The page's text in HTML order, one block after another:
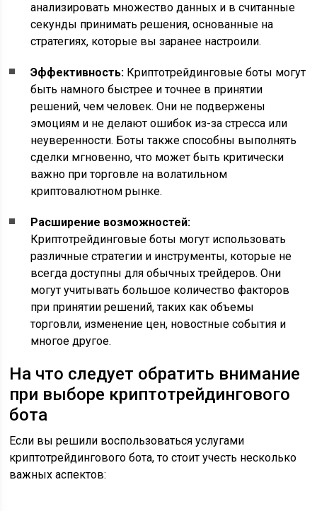
анализировать множество данных и в считанные
секунды принимать решения, основанные на
стратегиях, которые вы заранее настроили.
Эффективность: Криптотрейдинговые боты могут
быть намного быстрее и точнее в принятии
решений, чем человек. Они не подвержены
эмоциям и не делают ошибок из-за стресса или
неуверенности. Боты также способны выполнять
сделки мгновенно, что может быть критически
важно при торговле на волатильном
криптовалютном рынке.
Расширение возможностей:
Криптотрейдинговые боты могут использовать
различные стратегии и инструменты, которые не
всегда доступны для обычных трейдеров. Они
могут учитывать большое количество факторов
при принятии решений, таких как объемы
торговли, изменение цен, новостные события и
многое другое.
На что следует обратить внимание
при выборе криптотрейдингового
бота
Если вы решили воспользоваться услугами
криптотрейдингового бота, то стоит учесть несколько
важных аспектов: